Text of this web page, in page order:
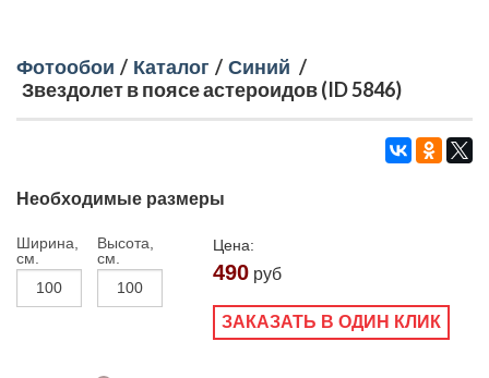
Фотообои / Каталог / Синий /
Звездолет в поясе астероидов (ID 5846)
Необходимые размеры
Ширина,
см.
Высота,
см.
Цена:
490 руб
ЗАКАЗАТЬ В ОДИН КЛИК